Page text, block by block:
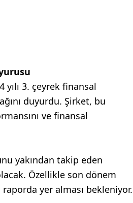
yılı 3. çeyrek finansal
duyurdu. Şirket, bu
ve finansal
yakından takip eden
Özellikle son dönem
yer alması bekleniyor.